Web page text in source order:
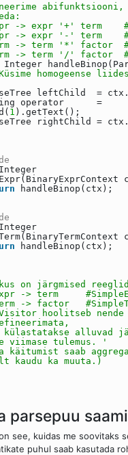
abifunktsiooni,
-> expr '+' term
-> expr '-' term
-> term '*' factor
-> term '/' factor
Integer
homogeense
leftChild =
operator =
1 ).getText();
rightChild =
Integer
handleBinop(ctx);
Integer
handleBinop(ctx);
on järgmised
-> term
-> factor
hoolitseb nende
alluvad
viimase tulemus. '
käitumist saab
kaudu ka muuta.)
parsepuu
see, kuidas me soovitaks
puhul saab kasutada